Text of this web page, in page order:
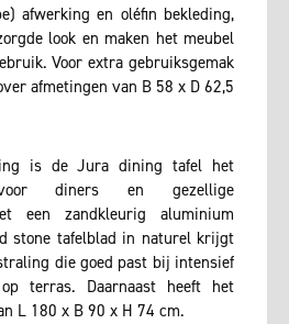
afwerking en oléfin bekleding,
look en maken het meubel
Voor extra gebruiksgemak
afmetingen van B 58 x D 62,5
is de Jura dining tafel het
diners en gezellige
een zandkleurig aluminium
stone tafelblad in naturel krijgt
die goed past bij intensief
terras. Daarnaast heeft het
L 180 x B 90 x H 74 cm.